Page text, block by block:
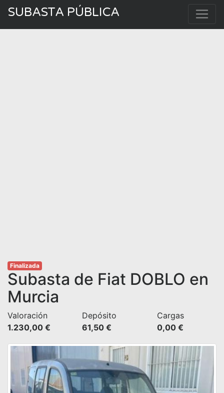
SUBASTA PÚBLICA
Finalizada
Subasta de Fiat DOBLO en
Murcia
Valoración
1.230,00 €
Depósito
61,50 €
Cargas
0,00 €